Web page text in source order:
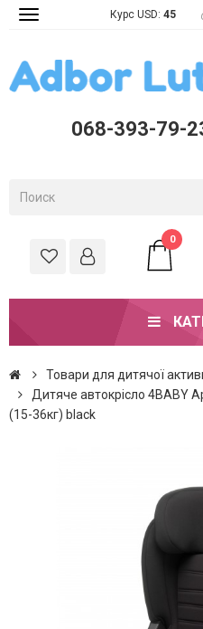
Toggle
Курс USD: 45
068-393-79-
0
Товари для дитячої
Дитяче автокрісло 4BABY
(15-36кг) black